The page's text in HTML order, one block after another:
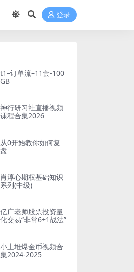
登录
t1–订单流–11套-100
GB
神行研习社直播视频
课程合集2026
从0开始教你如何复
盘
肖淳心期权基础知识
系列(中级)
亿广老师股票投资量
化交易“非常6+1战法”
小土堆爆金币视频合
集2024-2025